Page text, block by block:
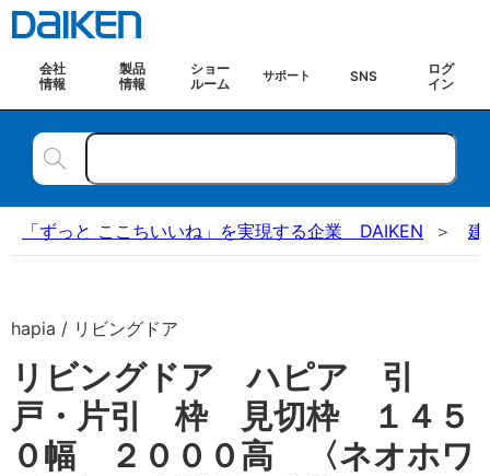
会社
情報
製品
情報
ショー
ルーム
サポート SNS
ログ
イン
「ずっと ここちいいね」を実現する企業 DAIKEN 建
hapia / リビングドア
リビングドア ハピア 引
戸・片引 枠 見切枠 １４５
０幅 ２０００高 〈ネオホワ